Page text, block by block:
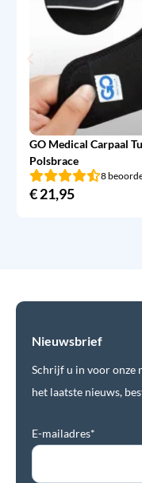
GO Medical Carpaal
Polsbrace
8
€21,95
Nieuwsbrief
Schrijf u in voor onze
het laatste nieuws,
E-mailadres*